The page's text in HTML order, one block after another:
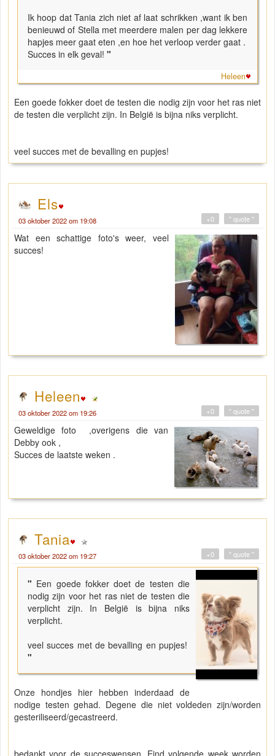
Ik hoop dat Tania zich niet af laat schrikken ,want ik ben
benieuwd of Stella met meerdere malen per dag lekkere
hapjes meer gaat eten ,en hoe het verloop verder gaat .
Succes in elk geval! "
Heleen
Een goede fokker doet de testen die nodig zijn voor het ras niet
de testen die verplicht zijn. In België is bijna niks verplicht.
veel succes met de bevalling en pupjes!
Els
03 oktober 2022 om 19:08 " quote "
+0
Wat een schattige foto's weer, veel
succes!
Heleen
03 oktober 2022 om 19:26 " quote "
+0
Geweldige foto ,overigens die van
Debby ook ,
Succes de laatste weken .
Tania
03 oktober 2022 om 19:27 " quote "
+0
" Een goede fokker doet de testen die
nodig zijn voor het ras niet de testen die
verplicht zijn. In België is bijna niks
verplicht.
veel succes met de bevalling en pupjes!
"
Onze hondjes hier hebben inderdaad de
nodige testen gehad. Degene die niet voldeden zijn/worden
gesteriliseerd/gecastreerd.